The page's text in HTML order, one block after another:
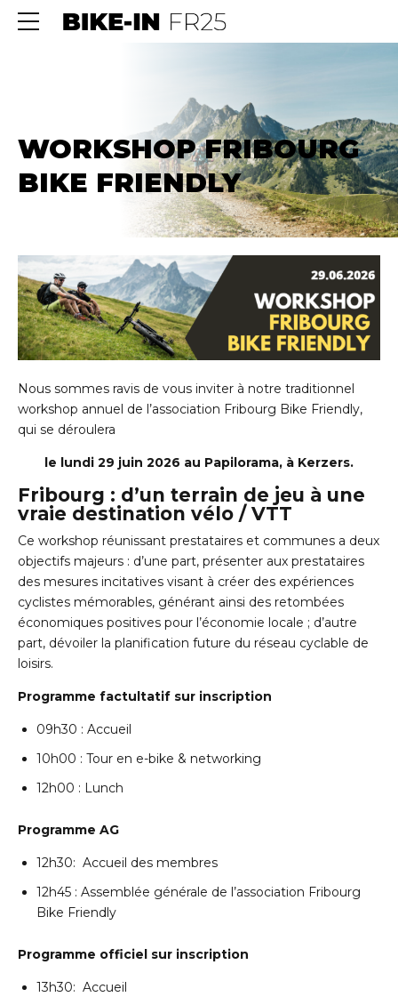
WORKSHOP FRIBOURG
BIKE FRIENDLY
Nous sommes ravis de vous inviter à notre traditionnel
workshop annuel de l’association Fribourg Bike Friendly,
qui se déroulera
le lundi 29 juin 2026 au Papilorama, à Kerzers.
Fribourg : d’un terrain de jeu à une
vraie destination vélo / VTT
Ce workshop réunissant prestataires et communes a deux
objectifs majeurs : d’une part, présenter aux prestataires
des mesures incitatives visant à créer des expériences
cyclistes mémorables, générant ainsi des retombées
économiques positives pour l’économie locale ; d’autre
part, dévoiler la planification future du réseau cyclable de
loisirs.
Programme factultatif sur inscription
09h30 : Accueil
10h00 : Tour en e-bike & networking
12h00 : Lunch
Programme AG
12h30: Accueil des membres
12h45 : Assemblée générale de l’association Fribourg
Bike Friendly
Programme officiel sur inscription
13h30: Accueil